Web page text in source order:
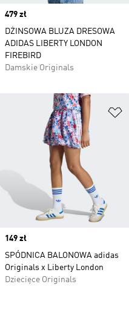
Price
479 zł
DŻINSOWA BLUZA DRESOWA
ADIDAS LIBERTY LONDON
FIREBIRD
Damskie Originals
Price
149 zł
SPÓDNICA BALONOWA adidas
Originals x Liberty London
Dziecięce Originals